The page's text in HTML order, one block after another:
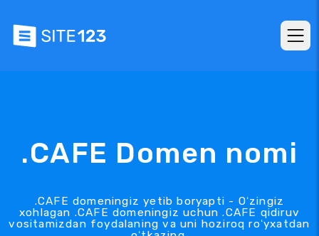
.CAFE Domen nomi
.CAFE domeningiz yetib boryapti - Oʻzingiz
xohlagan .CAFE domeningiz uchun .CAFE qidiruv
vositamizdan foydalaning va uni hoziroq roʻyxatdan